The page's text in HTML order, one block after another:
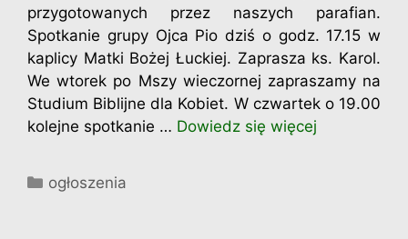
przygotowanych przez naszych parafian.
Spotkanie grupy Ojca Pio dziś o godz. 17.15 w
kaplicy Matki Bożej Łuckiej. Zaprasza ks. Karol.
We wtorek po Mszy wieczornej zapraszamy na
Studium Biblijne dla Kobiet. W czwartek o 19.00
kolejne spotkanie … Dowiedz się więcej
Kategorie
ogłoszenia